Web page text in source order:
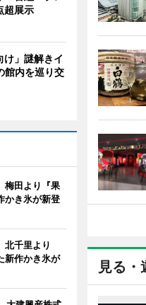
見る・
展示
け」謎解きイ
内を巡り交
梅田より『果
かき氷が新登
北千里より
新作かき氷が